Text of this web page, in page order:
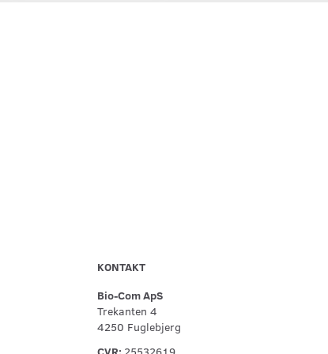
KONTAKT
Bio-Com ApS
Trekanten 4
4250 Fuglebjerg